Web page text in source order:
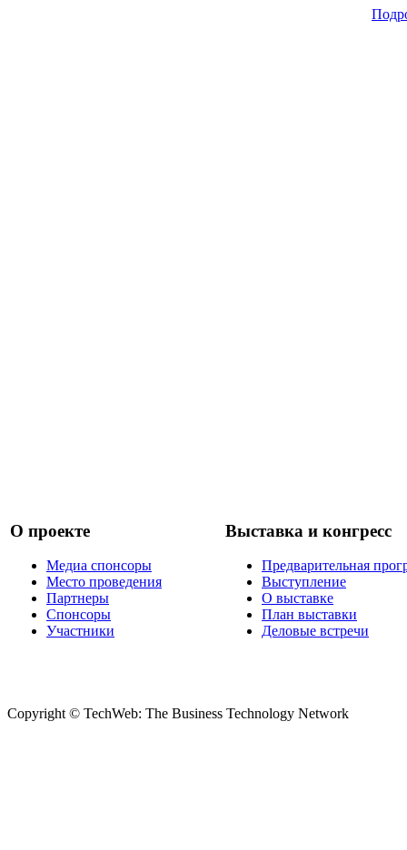
О проекте
Медиа спонсоры
Место проведения
Партнеры
Спонсоры
Участники
Выставка и конгресс
Предварительная
Выступление
О выставке
План выставки
Деловые встречи
Copyright © TechWeb: The Business Technology Network